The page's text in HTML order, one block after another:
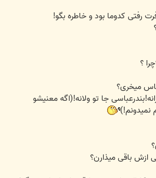
جا تو ولانه!(اگه معنیشو